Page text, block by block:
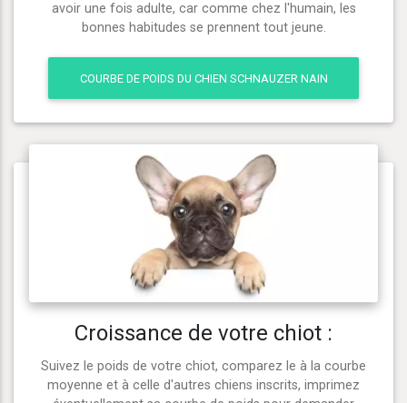
avoir une fois adulte, car comme chez l'humain, les
bonnes habitudes se prennent tout jeune.
COURBE DE POIDS DU CHIEN SCHNAUZER NAIN
Croissance de votre chiot :
Suivez le poids de votre chiot, comparez le à la courbe
moyenne et à celle d'autres chiens inscrits, imprimez